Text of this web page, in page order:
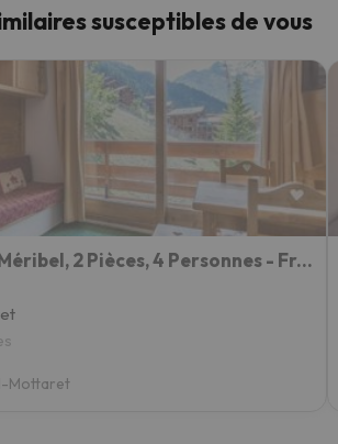
susceptibles de vous
Appartement Méribel, 2 Pièces, 4 Personnes - Fr-1-355-58
Mottaret